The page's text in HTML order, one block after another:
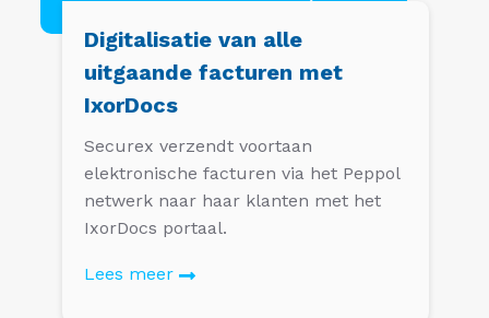
Digitalisatie van alle
uitgaande facturen met
IxorDocs
Securex verzendt voortaan
elektronische facturen via het Peppol
netwerk naar haar klanten met het
IxorDocs portaal.
Lees meer